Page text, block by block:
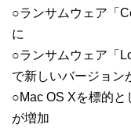
○ランサムウェア「
に
○ランサムウェア「
で新しいバージョン
○Mac OS Xを標的
が増加